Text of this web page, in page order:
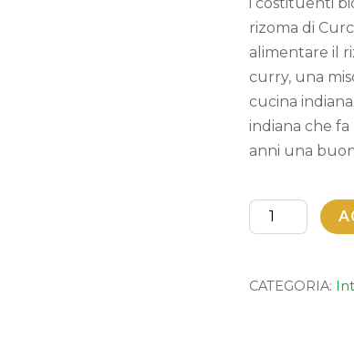
i costituenti
rizoma di
alimentare il
curry, una
cucina
indiana che
anni una
CURCUMINA
REDOX
CATEGORIA: